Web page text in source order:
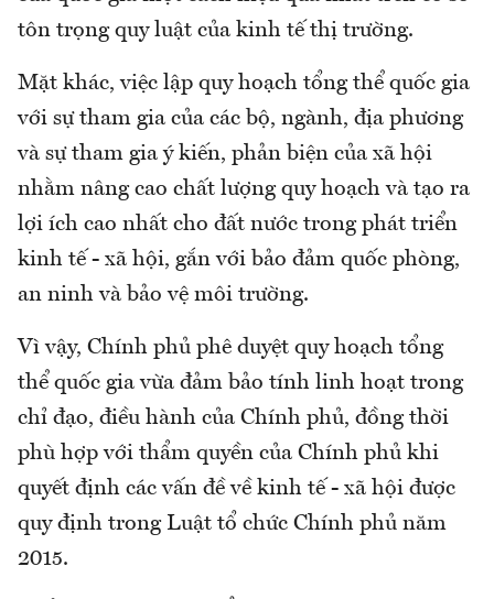
tôn trọng quy luật của kinh tế thị trường.
Mặt khác, việc lập quy hoạch tổng thể quốc gia
với sự tham gia của các bộ, ngành, địa phương
và sự tham gia ý kiến, phản biện của xã hội
nhằm nâng cao chất lượng quy hoạch và tạo ra
lợi ích cao nhất cho đất nước trong phát triển
kinh tế - xã hội, gắn với bảo đảm quốc phòng,
an ninh và bảo vệ môi trường.
Vì vậy, Chính phủ phê duyệt quy hoạch tổng
thể quốc gia vừa đảm bảo tính linh hoạt trong
chỉ đạo, điều hành của Chính phủ, đồng thời
phù hợp với thẩm quyền của Chính phủ khi
quyết định các vấn đề về kinh tế - xã hội được
quy định trong Luật tổ chức Chính phủ năm
2015.